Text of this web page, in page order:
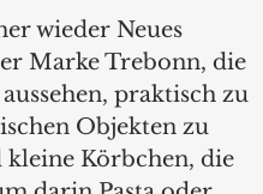
wieder Neues
Marke Trebonn, die
praktisch zu
Objekten zu
kleine Körbchen, die